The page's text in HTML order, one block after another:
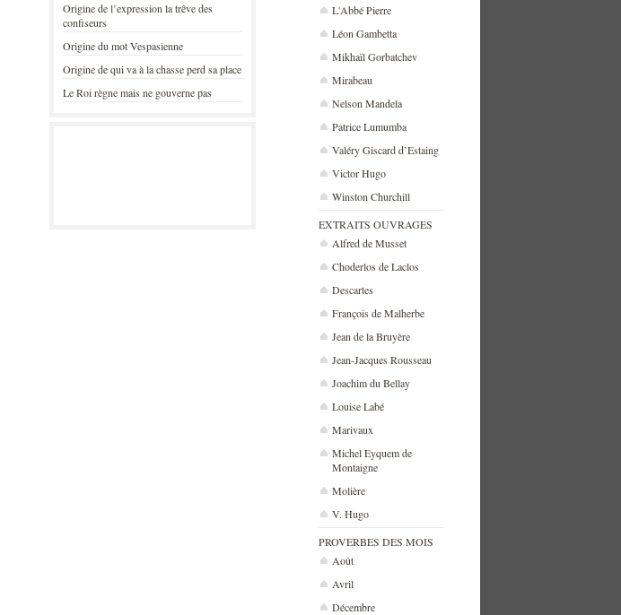
L'Abbé Pierre
Léon Gambetta
Mikhaïl Gorbatchev
Mirabeau
Nelson Mandela
Patrice Lumumba
Valéry Giscard d’Estaing
Victor Hugo
Winston Churchill
EXTRAITS OUVRAGES
Alfred de Musset
Choderlos de Laclos
Descartes
François de Malherbe
Jean de la Bruyère
Jean-Jacques Rousseau
Joachim du Bellay
Louise Labé
Marivaux
Michel Eyquem de
Montaigne
Molière
V. Hugo
PROVERBES DES MOIS
Août
Avril
Décembre
Origine de l’expression la trêve des
confiseurs
Origine du mot Vespasienne
Origine de qui va à la chasse perd sa place
Le Roi règne mais ne gouverne pas